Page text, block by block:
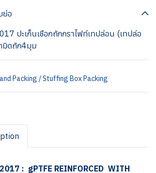
ย่อ
ปะเก็นเชือกถักกราไฟท์เทปล่อน (เทปล่อ
มิดถัก4มุม
Packing / Stuffing Box Packing
: gPTFE REINFORCED WITH